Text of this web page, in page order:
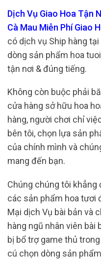
Dịch Vụ Giao Hoa Tận
Cà Mau Miễn Phí Giao
có dịch vụ Ship hàng
dòng sản phẩm hoa
tận nơi & đúng tiếng.
Không còn buộc phải
cửa hàng sở hữu hoa
hàng, người chơi chỉ
bên tôi, chọn lựa sản
của chính mình và
mang đến bạn.
Chúng chúng tôi
các sản phẩm hoa tươi
Mại dịch Vụ bài bản và
hàng ngũ nhân viên bài
bị bổ trợ game thủ
cú chọn dòng sản